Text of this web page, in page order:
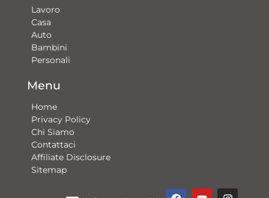
Lavoro
Casa
Auto
Bambini
Personali
Menu
Home
Privacy Policy
Chi Siamo
Contattaci​
Affiliate Disclosure
Sitemap
F
Y
I
G